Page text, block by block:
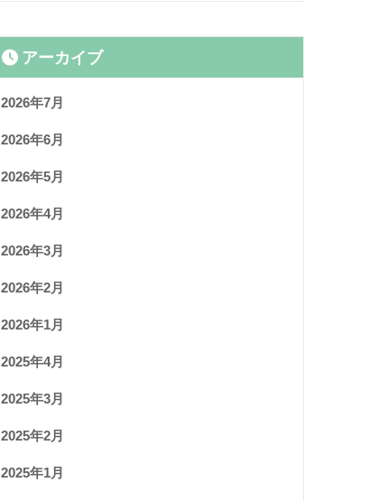
アーカイブ
2026年7月
2026年6月
2026年5月
2026年4月
2026年3月
2026年2月
2026年1月
2025年4月
2025年3月
2025年2月
2025年1月